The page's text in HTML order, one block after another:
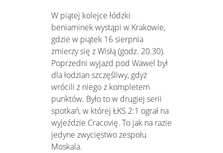
W piątej kolejce łódzki
beniaminek wystąpi w Krakowie,
gdzie w piątek 16 sierpnia
zmierzy się z Wisłą (godz. 20.30).
Poprzedni wyjazd pod Wawel był
dla łodzian szczęśliwy, gdyż
wrócili z niego z kompletem
punktów. Było to w drugiej serii
spotkań, w której ŁKS 2:1 ograł na
wyjeździe Cracovię. To jak na razie
jedyne zwycięstwo zespołu
Moskala.